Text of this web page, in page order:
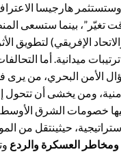
هارجيسا
تغيّر”، بينما ستسعى
الإفريقي) لتطويق
ميدانية. أما
الأمن البحري، من يرى
ومن يخشى أن
خصومات الشرق
حيثينتقل من
ومخاطر العسكرة والردع